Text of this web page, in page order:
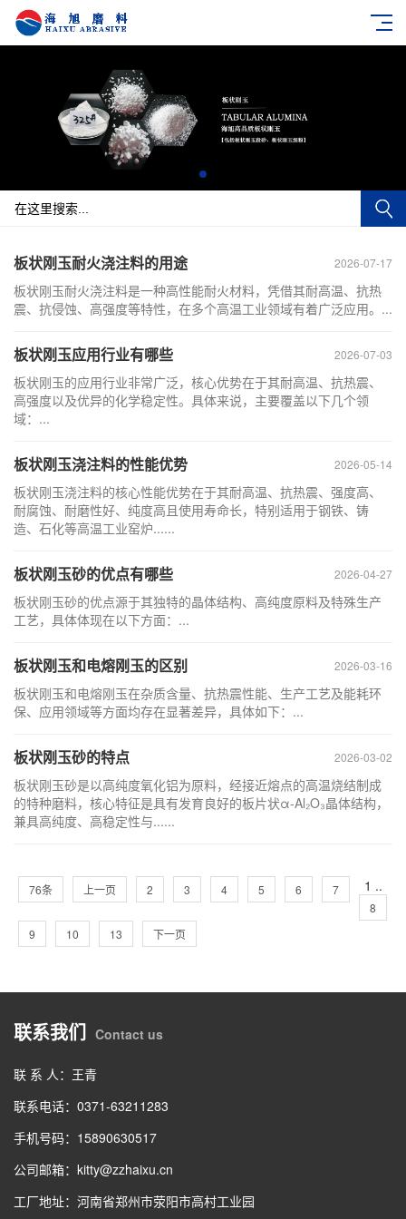
2026-07-17
板状刚玉耐火浇注料的用途
板状刚玉耐火浇注料是一种高性能耐火材料，凭借其耐高温、抗热
震、抗侵蚀、高强度等特性，在多个高温工业领域有着广泛应用。...
2026-07-03
板状刚玉应用行业有哪些
板状刚玉的应用行业非常广泛，核心优势在于其耐高温、抗热震、
高强度以及优异的化学稳定性。具体来说，主要覆盖以下几个领
域：...
2026-05-14
板状刚玉浇注料的性能优势
板状刚玉浇注料‌的核心性能优势在于其‌耐高温、抗热震、强度高、
耐腐蚀、耐磨性好、纯度高且使用寿命长‌，特别适用于钢铁、铸
造、石化等高温工业窑炉......
2026-04-27
板状刚玉砂的优点有哪些
板状刚玉砂的优点源于其独特的晶体结构、高纯度原料及特殊生产
工艺，具体体现在以下方面：...
2026-03-16
板状刚玉和电熔刚玉的区别
板状刚玉和电熔刚玉在杂质含量、抗热震性能、生产工艺及能耗环
保、应用领域等方面均存在显著差异，具体如下：...
2026-03-02
板状刚玉砂的特点
板状刚玉砂是以高纯度氧化铝为原料，经接近熔点的高温烧结制成
的特种磨料，核心特征是具有发育良好的板片状α-Al₂O₃晶体结构，
兼具高纯度、高稳定性与......
76条 上一页 1
2 3 4 5 6
7
8
9
10
..
13 下一页
联系我们 Contact us
联 系 人：王青
联系电话：0371-63211283
手机号码：15890630517
公司邮箱：kitty@zzhaixu.cn
工厂地址：河南省郑州市荥阳市高村工业园